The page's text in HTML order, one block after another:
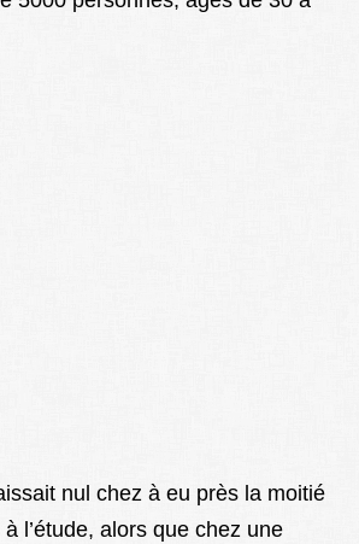
nul chez à eu près la moitié
l’étude, alors que chez une